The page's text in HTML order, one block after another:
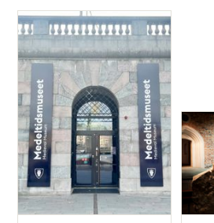
Relaterade
poster
och